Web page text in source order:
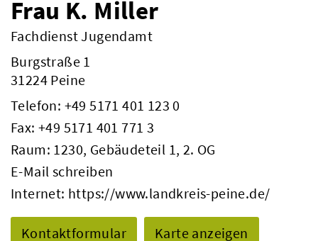
Frau K. Miller
Fachdienst Jugendamt
Burgstraße 1
31224 Peine
Telefon: +49 5171 401 123 0
Fax: +49 5171 401 771 3
Raum: 1230, Gebäudeteil 1, 2. OG
E-Mail schreiben
Internet: https://www.landkreis-peine.de/
Kontaktformular Karte anzeigen